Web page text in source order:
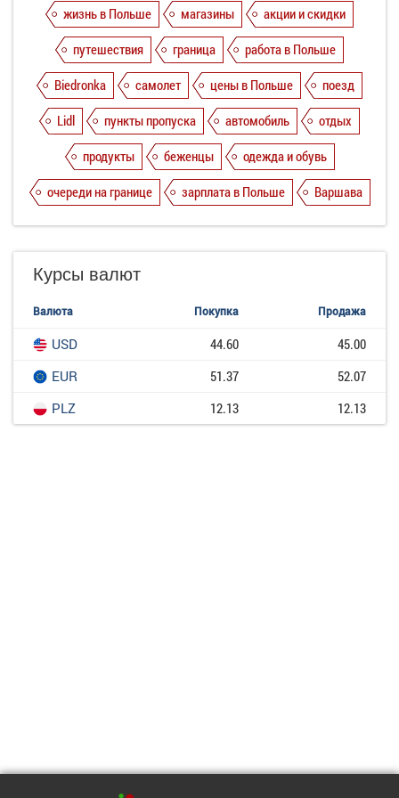
жизнь в Польше магазины
акции и скидки
путешествия
граница
работа в Польше
Biedronka
самолет цены в Польше
поезд
Lidl
пункты пропуска автомобиль
отдых
продукты
беженцы
одежда и обувь
очереди на границе
зарплата в Польше Варшава
Курсы валют
Валюта Покупка Продажа
USD 44.60
45.00
EUR
51.37
52.07
PLZ
12.13 12.13